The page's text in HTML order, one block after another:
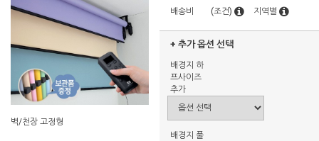
벽/천장 고정형
배송비
(조건) 지역별
+ 추가 옵션 선택
배경지 하
프사이즈
추가
배경지 풀